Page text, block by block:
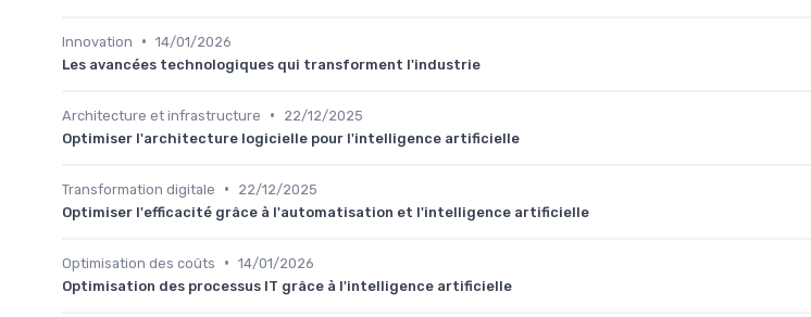
Innovation • 14/01/2026
Les avancées technologiques qui transforment l'industrie
Architecture et infrastructure •
22/12/2025
Optimiser l'architecture logicielle pour l'intelligence artificielle
Transformation digitale •
22/12/2025
Optimiser l'efficacité grâce à l'automatisation et l'intelligence artificielle
Optimisation des coûts • 14/01/2026
Optimisation des processus IT grâce à l'intelligence artificielle